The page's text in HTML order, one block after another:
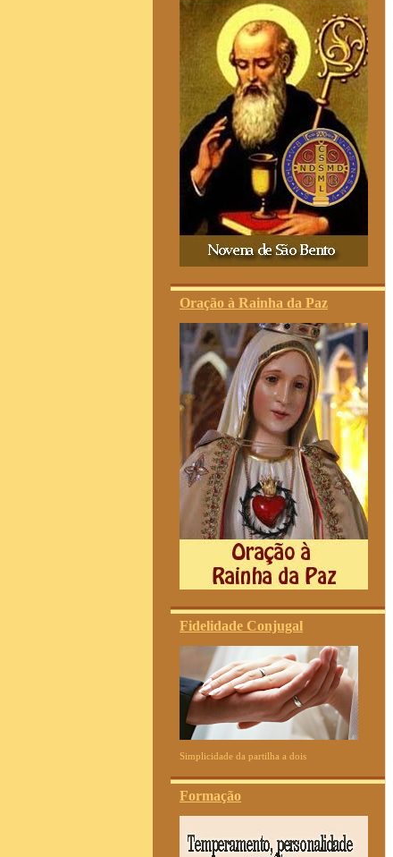
Oração à Rainha da Paz
Fidelidade Conjugal
Simplicidade da partilha a dois
Formação